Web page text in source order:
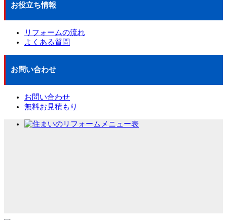
お役立ち情報
リフォームの流れ
よくある質問
お問い合わせ
お問い合わせ
無料お見積もり